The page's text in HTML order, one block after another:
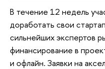
В течение 12 недель
доработать свои
сильнейших экспертов
финансирование в
и офлайн. Заявки на